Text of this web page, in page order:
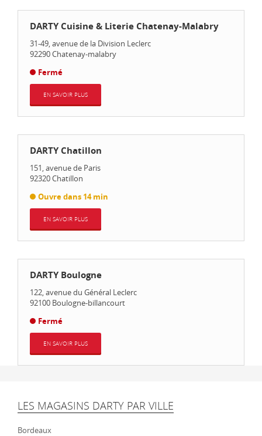
DARTY Cuisine & Literie Chatenay-Malabry
31-49, avenue de la Division Leclerc
92290Chatenay-malabry
Fermé
EN SAVOIR PLUS
DARTY Chatillon
151, avenue de Paris
92320Chatillon
Ouvre dans 14 min
EN SAVOIR PLUS
DARTY Boulogne
122, avenue du Général Leclerc
92100 Boulogne-billancourt
Fermé
EN SAVOIR PLUS
LES MAGASINS DARTY PAR VILLE
Bordeaux